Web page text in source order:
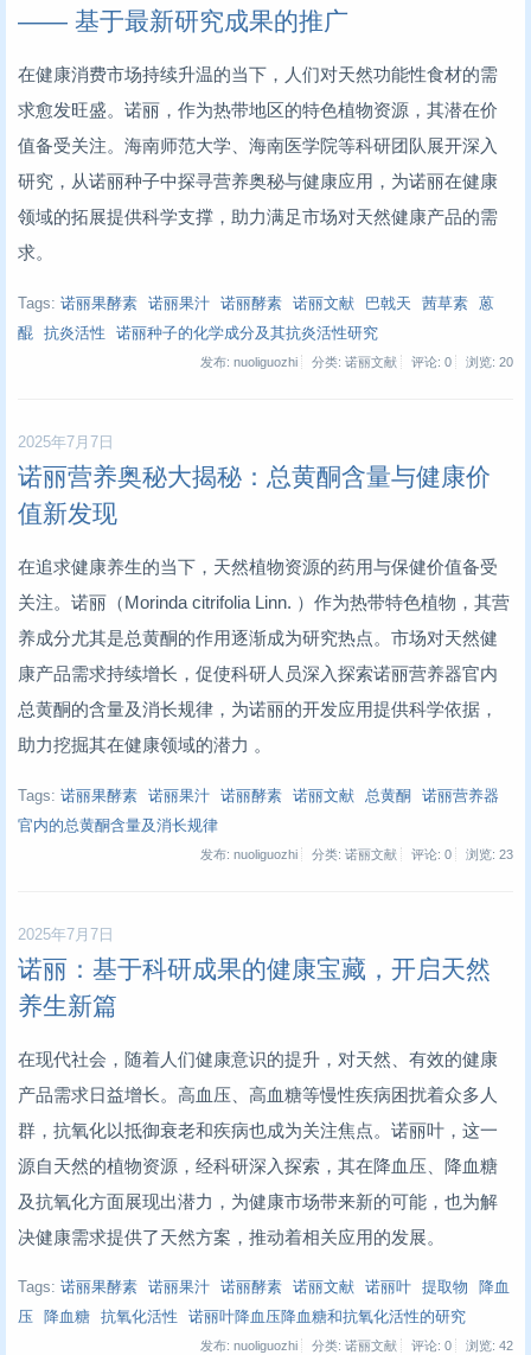
—— 基于最新研究成果的推广
在健康消费市场持续升温的当下，人们对天然功能性食材的需
求愈发旺盛。诺丽，作为热带地区的特色植物资源，其潜在价
值备受关注。海南师范大学、海南医学院等科研团队展开深入
研究，从诺丽种子中探寻营养奥秘与健康应用，为诺丽在健康
领域的拓展提供科学支撑，助力满足市场对天然健康产品的需
求。
Tags: 诺丽果酵素 诺丽果汁 诺丽酵素 诺丽文献 巴戟天 茜草素
蒽
醌
抗炎活性 诺丽种子的化学成分及其抗炎活性研究
发布: nuoliguozhi 分类: 诺丽文献 评论: 0 浏览: 20
2025年7月7日
诺丽营养奥秘大揭秘：总黄酮含量与健康价
值新发现
在追求健康养生的当下，天然植物资源的药用与保健价值备受
关注。诺丽（Morinda citrifolia Linn. ）作为热带特色植物，其营
养成分尤其是总黄酮的作用逐渐成为研究热点。市场对天然健
康产品需求持续增长，促使科研人员深入探索诺丽营养器官内
总黄酮的含量及消长规律，为诺丽的开发应用提供科学依据，
助力挖掘其在健康领域的潜力 。
Tags: 诺丽果酵素 诺丽果汁 诺丽酵素 诺丽文献 总黄酮
诺丽营养器
官内的总黄酮含量及消长规律
发布: nuoliguozhi 分类: 诺丽文献 评论: 0 浏览: 23
2025年7月7日
诺丽：基于科研成果的健康宝藏，开启天然
养生新篇
在现代社会，随着人们健康意识的提升，对天然、有效的健康
产品需求日益增长。高血压、高血糖等慢性疾病困扰着众多人
群，抗氧化以抵御衰老和疾病也成为关注焦点。诺丽叶，这一
源自天然的植物资源，经科研深入探索，其在降血压、降血糖
及抗氧化方面展现出潜力，为健康市场带来新的可能，也为解
决健康需求提供了天然方案，推动着相关应用的发展。
Tags: 诺丽果酵素 诺丽果汁 诺丽酵素 诺丽文献 诺丽叶 提取物
降血
压
降血糖 抗氧化活性 诺丽叶降血压降血糖和抗氧化活性的研究
发布: nuoliguozhi 分类: 诺丽文献 评论: 0 浏览: 42